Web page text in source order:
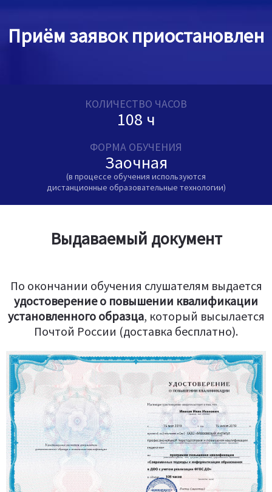
Приём заявок приостановлен
КОЛИЧЕСТВО ЧАСОВ
108 ч
ФОРМА ОБУЧЕНИЯ
Заочная
(в процессе обучения используются
дистанционные образовательные технологии)
Выдаваемый документ
По окончании обучения слушателям выдается
удостоверение о повышении квалификации
установленного образца, который высылается
Почтой России (доставка бесплатно).